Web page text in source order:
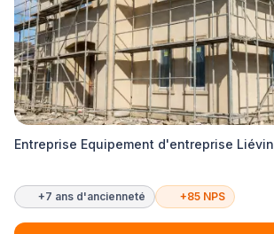
Entreprise Equipement d'entreprise Liévin
+7 ans d'ancienneté +85 NPS